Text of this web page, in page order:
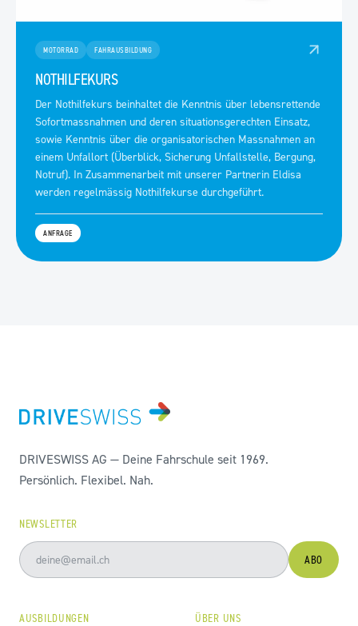
MOTORRAD FAHRAUSBILDUNG
NOTHILFEKURS
Der Nothilfekurs beinhaltet die Kenntnis über lebensrettende
Sofortmassnahmen und deren situationsgerechten Einsatz,
sowie Kenntnis über die organisatorischen Massnahmen an
einem Unfallort (Überblick, Sicherung Unfallstelle, Bergung,
Notruf). In Zusammenarbeit mit unserer Partnerin Eldisa
werden regelmässig Nothilfekurse durchgeführt.
ANFRAGE
DRIVESWISS AG — Deine Fahrschule seit 1969.
Persönlich. Flexibel. Nah.
NEWSLETTER
ABO
AUSBILDUNGEN ÜBER UNS